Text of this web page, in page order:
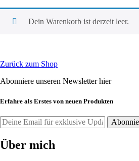
Dein Warenkorb ist derzeit leer.
Zurück zum Shop
Abonniere unseren Newsletter hier
Erfahre als Erstes von neuen Produkten
Über mich